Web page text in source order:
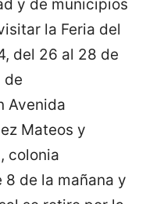
y de municipios
la Feria del
del 26 al 28 de
de
Avenida
Mateos y
colonia
8 de la mañana y